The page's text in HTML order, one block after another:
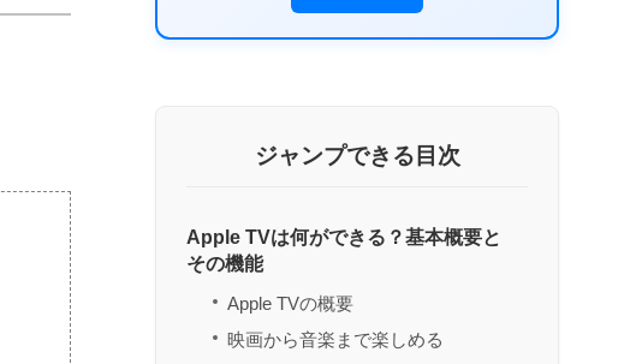
ジャンプできる目次
Apple TVは何ができる？基本概要と
その機能
Apple TVの概要
映画から音楽まで楽しめる